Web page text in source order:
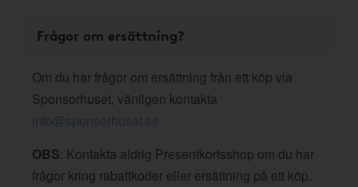
Frågor om ersättning?
Om du har frågor om ersättning från ett köp via
Sponsorhuset, vänligen kontakta
info@sponsorhuset.se
OBS: Kontakta aldrig Presentkortsshop om du har
frågor kring rabattkoder eller ersättning på ett köp.